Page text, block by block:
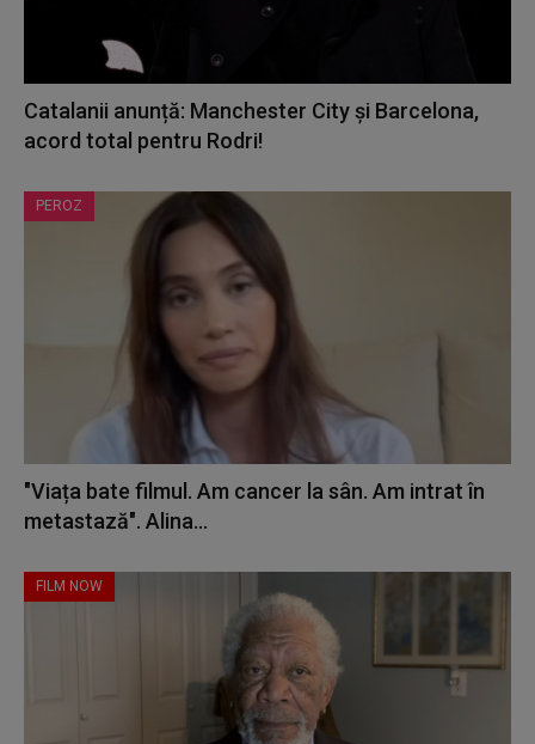
Catalanii anunță: Manchester City și Barcelona,
acord total pentru Rodri!
PEROZ
"Viața bate filmul. Am cancer la sân. Am intrat în
metastază". Alina...
FILM NOW